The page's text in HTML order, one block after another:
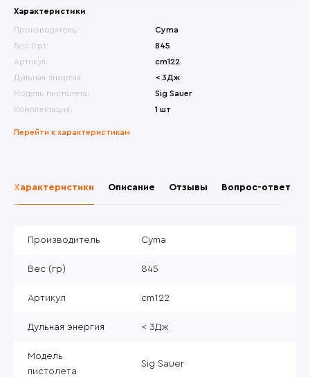
Характеристики
Производитель:
Cyma
Вес (гр):
845
Артикул:
cm122
Дульная энергия:
< 3Дж
Модель пистолета:
Sig Sauer
Комплектация:
1 шт
Перейти к характеристикам
Характеристики Описание Отзывы Вопрос-ответ
Производитель Cyma
Вес (гр) 845
Артикул cm122
Дульная энергия < 3Дж
Модель
пистолета
Sig Sauer